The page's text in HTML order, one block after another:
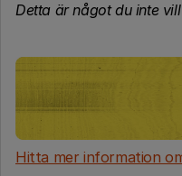
Detta är något du inte
Hitta mer information